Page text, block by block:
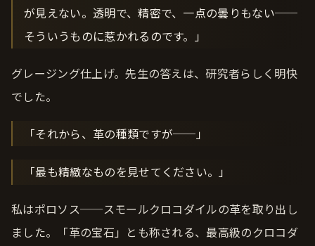
が見えない。透明で、精密で、一点の曇りもない──
そういうものに惹かれるのです。」
グレージング仕上げ。先生の答えは、研究者らしく明快
でした。
「それから、革の種類ですが──」
「最も精緻なものを見せてください。」
私はポロソス──スモールクロコダイルの革を取り出し
ました。「革の宝石」とも称される、最高級のクロコダ